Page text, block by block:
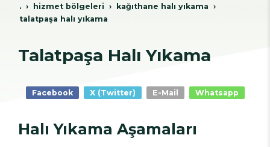
. hi̇zmet bölgeleri̇
kağithane hali yikama
talatpaşa halı yıkama
Talatpaşa Halı Yıkama
Facebook X (Twitter) E-Mail Whatsapp
Halı Yıkama Aşamaları